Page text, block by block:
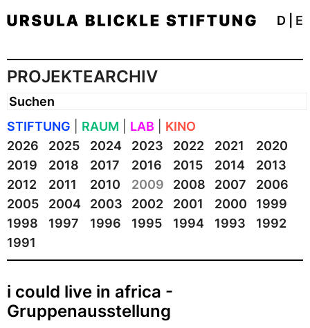
D E
PROJEKTEARCHIV
STIFTUNG RAUM LAB
KINO
2026
2025 2024 2023 2022 2021
2020
2019
2018 2017 2016 2015 2014
2013
2012
2011 2010 2009 2008 2007
2006
2005
2004 2003 2002 2001 2000
1999
1998
1997 1996 1995 1994 1993
1992
1991
i could live in africa -
Gruppenausstellung